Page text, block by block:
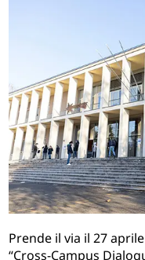
Prende il via il 27
“Cross-Campus